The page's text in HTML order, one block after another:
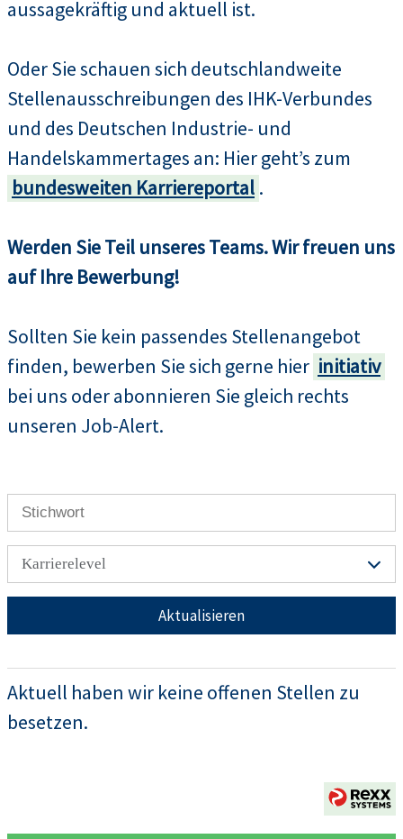
aussagekräftig und aktuell ist.
Oder Sie schauen sich deutschlandweite
Stellenausschreibungen des IHK-Verbundes
und des Deutschen Industrie- und
Handelskammertages an: Hier geht’s zum
bundesweiten Karriereportal .
Werden Sie Teil unseres Teams. Wir freuen uns
auf Ihre Bewerbung!
Sollten Sie kein passendes Stellenangebot
finden, bewerben Sie sich gerne hier initiativ
bei uns oder abonnieren Sie gleich rechts
unseren Job-Alert.
Karrierelevel
Aktualisieren
Aktuell haben wir keine offenen Stellen zu
besetzen.